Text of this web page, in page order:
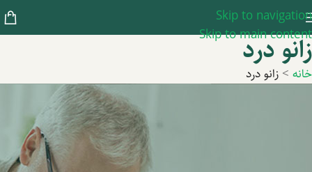
Skip to navigation
Skip to main content
زانو درد
خانه > زانو درد